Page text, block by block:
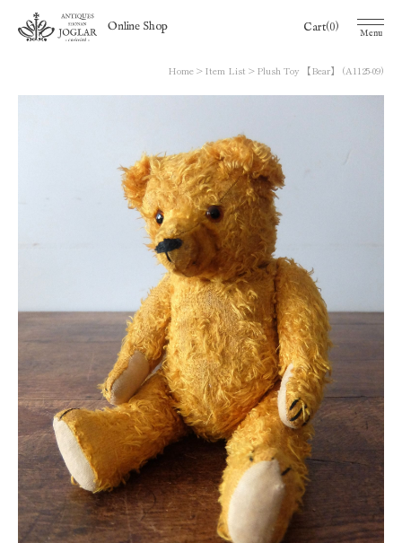
Online Shop Cart(0) Menu
Home Item List Plush Toy 【Bear】 (A1125-09)